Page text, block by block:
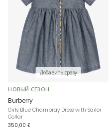
Добавить сразу
НОВЫЙ СЕЗОН
Burberry
Girls Blue Chambray Dress with Sailor
Collar
350,00 £